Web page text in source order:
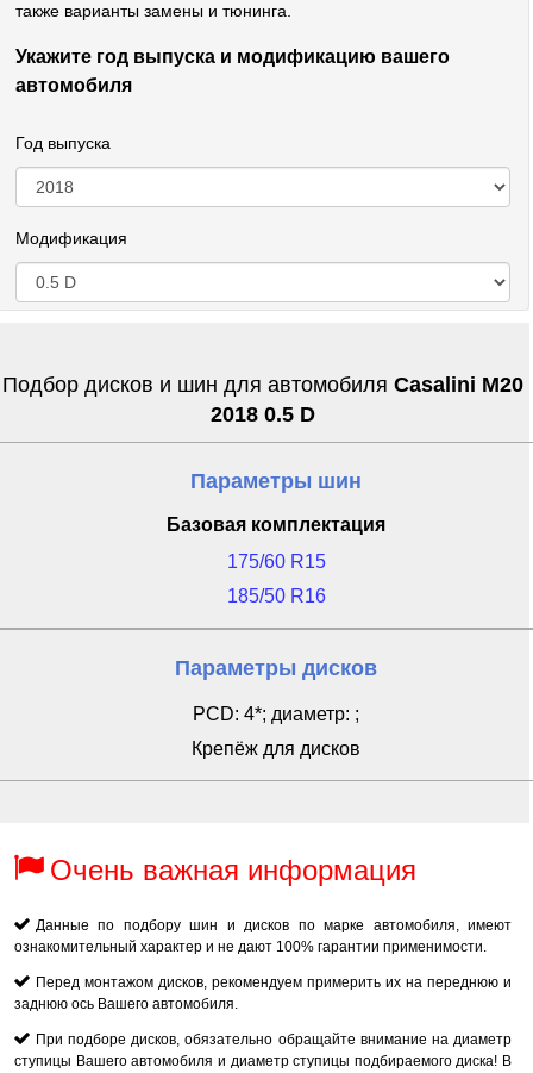
также варианты замены и тюнинга.
Укажите год выпуска и модификацию вашего
автомобиля
Год выпуска
Модификация
Подбор дисков и шин для автомобиля Casalini M20
2018 0.5 D
Параметры шин
Базовая комплектация
175/60 R15
185/50 R16
Параметры дисков
PCD: 4*; диаметр: ;
Крепёж для дисков
Очень важная информация
Данные по подбору шин и дисков по марке автомобиля, имеют
ознакомительный характер и не дают 100% гарантии применимости.
Перед монтажом дисков, рекомендуем примерить их на переднюю и
заднюю ось Вашего автомобиля.
При подборе дисков, обязательно обращайте внимание на диаметр
ступицы Вашего автомобиля и диаметр ступицы подбираемого диска! В